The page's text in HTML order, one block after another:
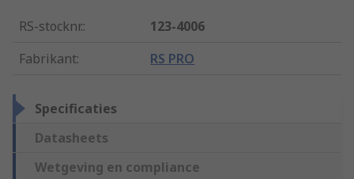
RS-stocknr.:
123-4006
Fabrikant: RS PRO
Specificaties
Datasheets
Wetgeving en compliance